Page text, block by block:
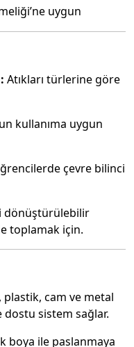
uygun
Atıkları türlerine göre
kullanıma uygun
çevre bilinci
dönüştürülebilir
toplamak için.
plastik, cam ve metal
dostu sistem sağlar.
boya ile paslanmaya